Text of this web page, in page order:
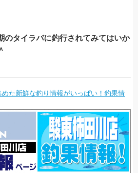
のタイラバに釣行されてみてはいか
た新鮮な釣り情報がいっぱい！釣果情